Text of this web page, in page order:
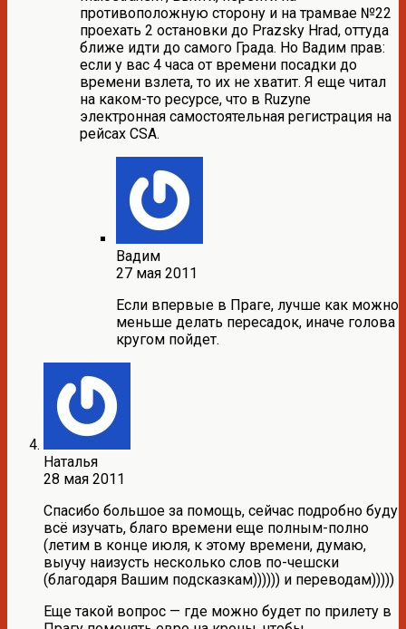
противоположную сторону и на трамвае №22
проехать 2 остановки до Prazsky Hrad, оттуда
ближе идти до самого Града. Но Вадим прав:
если у вас 4 часа от времени посадки до
времени взлета, то их не хватит. Я еще читал
на каком-то ресурсе, что в Ruzyne
электронная самостоятельная регистрация на
рейсах CSA.
Вадим
27 мая 2011
Если впервые в Праге, лучше как можно
меньше делать пересадок, иначе голова
кругом пойдет.
Наталья
28 мая 2011
Спасибо большое за помощь, сейчас подробно буду
всё изучать, благо времени еще полным-полно
(летим в конце июля, к этому времени, думаю,
выучу наизусть несколько слов по-чешски
(благодаря Вашим подсказкам)))))) и переводам)))))
Еще такой вопрос — где можно будет по прилету в